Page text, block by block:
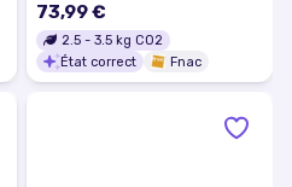
73,99 €
2.5 - 3.5 kg CO2
État correct
Fnac